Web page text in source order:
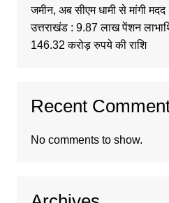
जमीन, अब सीएम धामी से मांगी मदद
उत्तराखंड : 9.87 लाख पेंशन
146.32 करोड़ रुपये की राशि
Recent
No comments to show.